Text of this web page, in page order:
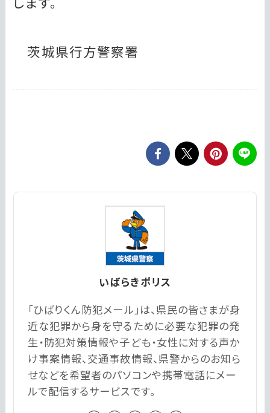
茨城県行方警察署
いばらきポリス
「ひばりくん防犯メール」は、県民の皆さまが身
近な犯罪から身を守るために必要な犯罪の発
生・防犯対策情報や子ども・女性に対する声か
け事案情報、交通事故情報、県警からのお知ら
せなどを希望者のパソコンや携帯電話にメー
ルで配信するサービスです。